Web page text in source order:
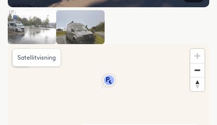
Satellitvisning